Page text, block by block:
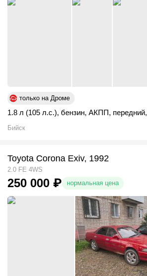
только на Дроме
1.8 л (105 л.с.), бензин, АКПП, передний,
Бийск
Toyota Corona Exiv, 1992
2.0 FE 4WS
250 000 ₽ нормальная цена